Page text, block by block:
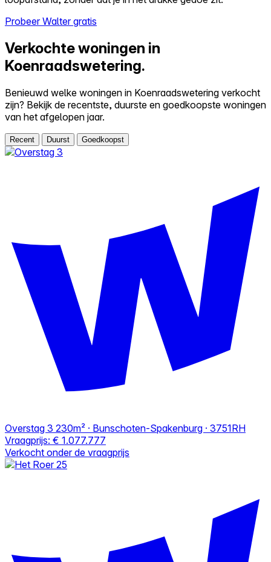
Probeer Walter gratis
Verkochte woningen in
Koenraadswetering.
Benieuwd welke woningen in Koenraadswetering verkocht
zijn? Bekijk de recentste, duurste en goedkoopste woningen
van het afgelopen jaar.
Recent Duurst Goedkoopst
Overstag 3 230m² · Bunschoten-Spakenburg · 3751RH
Vraagprijs: € 1.077.777
Verkocht onder de vraagprijs